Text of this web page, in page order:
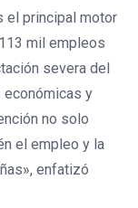
el principal motor
mil empleos
severa del
económicas y
no solo
el empleo y la
enfatizó